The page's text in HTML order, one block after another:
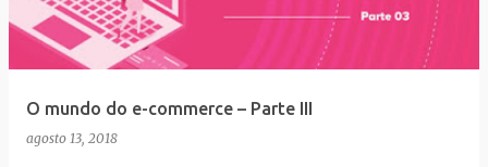
a
O mundo do e-commerce – Parte III
agosto 13, 2018